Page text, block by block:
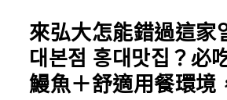
來弘大怎能錯過這家
대본점 홍대맛집？必
鰻魚＋舒適用餐環境